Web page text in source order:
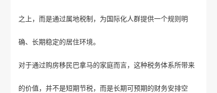
之上，而是通过属地税制，为国际化人群提供一个规则明
确、长期稳定的居住环境。
对于通过购房移民巴拿马的家庭而言，这种税务体系所带来
的价值，并不是短期节税，而是长期可预期的财务安排空